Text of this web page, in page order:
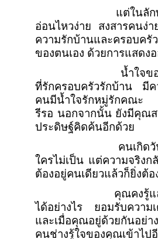
แต่ในลั
อ่อนไหวง่าย สงสารคนง่
ความรักบ้านและครอบค
ของตนเอง ด้วยการแสดง
น้ำใจข
ที่รักครอบครัวรักบ้าน มีค
คนมีน้ำใจรักหมู่รักคณะ แ
รีรอ นอกจากนั้น ยังมีคุณส
ประดิษฐ์คิดค้นอีกด้วย
คนเกิด
ใครไม่เป็น แต่ความจริงก
ต้องอยู่คนเดียวแล้วก็ยิ่งต้
คุณคงรู้แ
ได้อย่างไร ยอมรับความ
และเมื่อคุณอยู่ด้วยกันอย่
คนช่างรู้ใจของคุณเข้าไ